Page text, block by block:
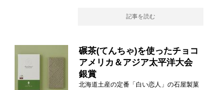
記事を読む
碾茶(てんちゃ)を使ったチョコ
アメリカ＆アジア太平洋大会
銀賞
北海道土産の定番「白い恋人」の石屋製菓